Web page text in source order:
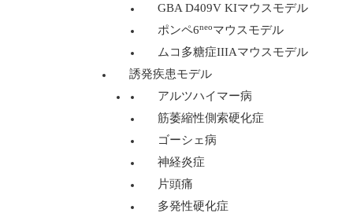
GBA D409V KIマウスモデル
ポンペ6neoマウスモデル
ムコ多糖症IIIAマウスモデル
誘発疾患モデル
アルツハイマー病
筋萎縮性側索硬化症
ゴーシェ病
神経炎症
片頭痛
多発性硬化症